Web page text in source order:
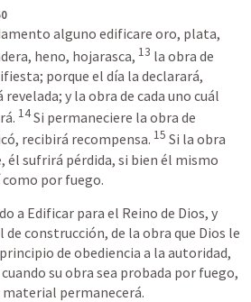
alguno edificare oro, plata,
heno, hojarasca, 13 la obra de
porque el día la declarará,
y la obra de cada uno cuál
14 Si permaneciere la obra de
recibirá recompensa. 15 Si la obra
él sufrirá pérdida, si bien él mismo
como por fuego.
a Edificar para el Reino de Dios, y
construcción, de la obra que Dios le
de obediencia a la autoridad,
su obra sea probada por fuego,
permanecerá.